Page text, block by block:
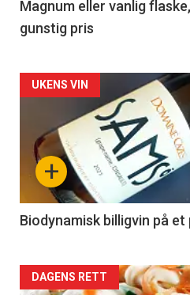
3
Magnum eller vanlig
gunstig pris
Forsiden
akkurat
nå
4
+
UKENS VIN
Biodynamisk billigvin på
Forsiden
DAGENS RETT